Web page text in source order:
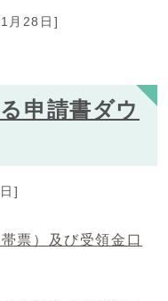
月28日]
申請書ダウ
]
票）及び受領金口